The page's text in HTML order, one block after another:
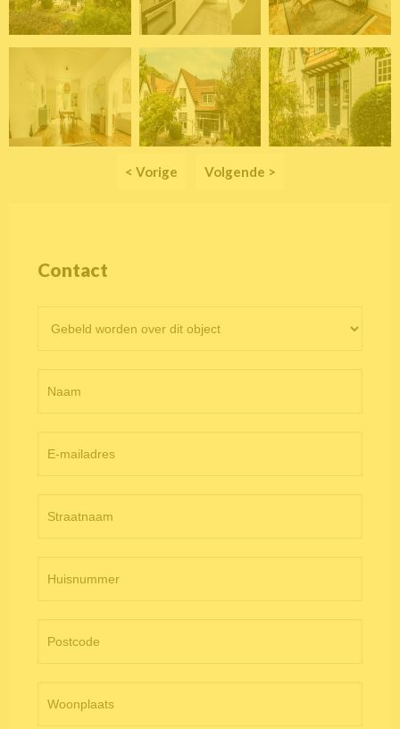
< Vorige Volgende >
Contact
objectpagina